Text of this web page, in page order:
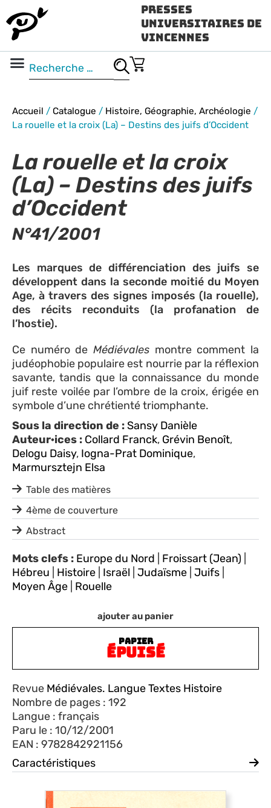
Presses
Universitaires de
Vincennes
Accueil / Catalogue / Histoire, Géographie, Archéologie /
La rouelle et la croix (La) – Destins des juifs d’Occident
ajouter au panier
PAPIER
ÉPUISÉ
Revue Médiévales. Langue Textes Histoire
Nombre de pages : 192
Langue : français
Paru le : 10/12/2001
EAN : 9782842921156
Caractéristiques
La rouelle et la croix
(La) – Destins des juifs
d’Occident
N°41/2001
Les marques de différenciation des juifs se
développent dans la seconde moitié du Moyen
Age, à travers des signes imposés (la rouelle),
des récits reconduits (la profanation de
l’hostie).
Ce numéro de Médiévales montre comment la
judéophobie populaire est nourrie par la réflexion
savante, tandis que la connaissance du monde
juif reste voilée par l’ombre de la croix, érigée en
symbole d’une chrétienté triomphante.
Sous la direction de :Sansy Danièle
Auteur·ices : Collard Franck, Grévin Benoît,
Delogu Daisy, Iogna-Prat Dominique,
Marmursztejn Elsa
Table des matières
4ème de couverture
Abstract
Mots clefs : Europe du Nord Froissart (Jean)
Hébreu
Histoire Israël Judaïsme Juifs
Moyen Âge Rouelle